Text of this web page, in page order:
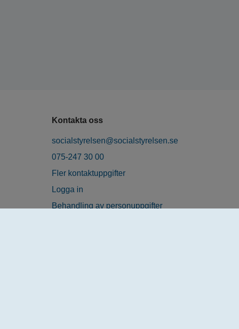
Kontakta oss
socialstyrelsen@socialstyrelsen.se
075-247 30 00
Fler kontaktuppgifter
Logga in
Behandling av personuppgifter